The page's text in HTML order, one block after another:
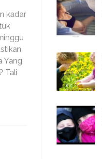
kadar
Yang
Tali